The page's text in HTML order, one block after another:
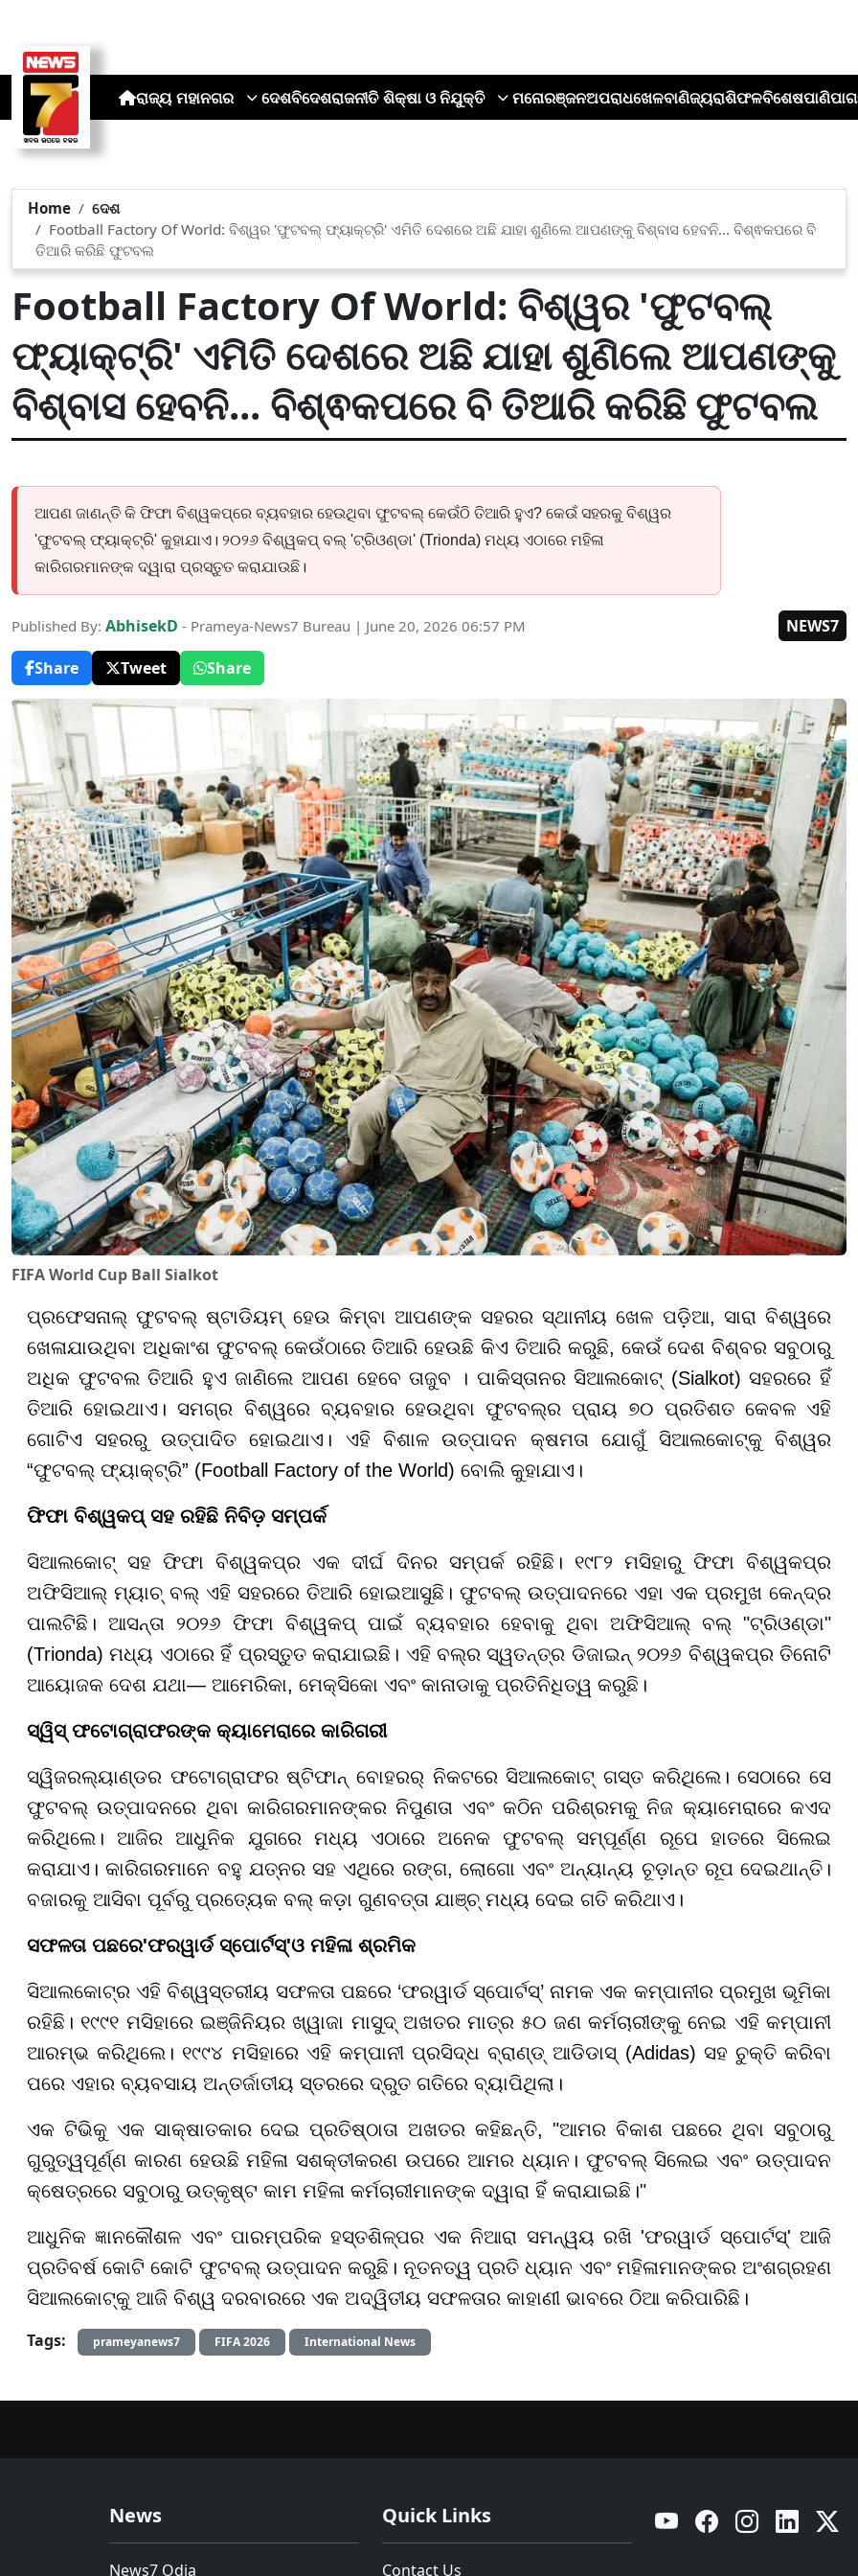
ରାଜ୍ୟ ମହାନଗର ଦେଶବିଦେଶରାଜନୀତି ଶିକ୍ଷା ଓ ନିଯୁକ୍ତି ମନୋରଞ୍ଜନଅପରାଧଖେଳବାଣିଜ୍ୟରାଶିଫଳବିଶେଷପାଣିପାଗ
Home
ଦେଶ
Football Factory Of World: ବିଶ୍ୱର 'ଫୁଟବଲ୍ ଫ୍ୟାକ୍ଟ୍ରି' ଏମିତି ଦେଶରେ ଅଛି ଯାହା ଶୁଣିଲେ ଆପଣଙ୍କୁ ବିଶ୍ବାସ ହେବନି... ବିଶ୍ଵକପରେ ବି
ତିଆରି କରିଛି ଫୁଟବଲ
Football Factory Of World: ବିଶ୍ୱର 'ଫୁଟବଲ୍
ଫ୍ୟାକ୍ଟ୍ରି' ଏମିତି ଦେଶରେ ଅଛି ଯାହା ଶୁଣିଲେ ଆପଣଙ୍କୁ
ବିଶ୍ବାସ ହେବନି... ବିଶ୍ଵକପରେ ବି ତିଆରି କରିଛି ଫୁଟବଲ
ଆପଣ ଜାଣନ୍ତି କି ଫିଫା ବିଶ୍ୱକପ୍‌ରେ ବ୍ୟବହାର ହେଉଥିବା ଫୁଟବଲ୍ କେଉଁଠି ତିଆରି ହୁଏ? କେଉଁ ସହରକୁ ବିଶ୍ୱର
'ଫୁଟବଲ୍ ଫ୍ୟାକ୍ଟ୍ରି' କୁହାଯାଏ। ୨୦୨୬ ବିଶ୍ୱକପ୍ ବଲ୍ 'ଟ୍ରିଓଣ୍ଡା' (Trionda) ମଧ୍ୟ ଏଠାରେ ମହିଳା
କାରିଗରମାନଙ୍କ ଦ୍ୱାରା ପ୍ରସ୍ତୁତ କରାଯାଉଛି।
Published By: AbhisekD - Prameya-News7 Bureau | June 20, 2026 06:57 PM
NEWS7
Share
Tweet Share
FIFA World Cup Ball Sialkot
ପ୍ରଫେସନାଲ୍ ଫୁଟବଲ୍ ଷ୍ଟାଡିୟମ୍ ହେଉ କିମ୍ବା ଆପଣଙ୍କ ସହରର ସ୍ଥାନୀୟ ଖେଳ ପଡ଼ିଆ, ସାରା ବିଶ୍ୱରେ
ଖେଳାଯାଉଥିବା ଅଧିକାଂଶ ଫୁଟବଲ୍ କେଉଁଠାରେ ତିଆରି ହେଉଛି କିଏ ତିଆରି କରୁଛି, କେଉଁ ଦେଶ ବିଶ୍ବର ସବୁଠାରୁ
ଅଧିକ ଫୁଟବଲ ତିଆରି ହୁଏ ଜାଣିଲେ ଆପଣ ହେବେ ତାଜୁବ । ପାକିସ୍ତାନର ସିଆଲକୋଟ୍ (Sialkot) ସହରରେ ହିଁ
ତିଆରି ହୋଇଥାଏ। ସମଗ୍ର ବିଶ୍ୱରେ ବ୍ୟବହାର ହେଉଥିବା ଫୁଟବଲ୍ର ପ୍ରାୟ ୭୦ ପ୍ରତିଶତ କେବଳ ଏହି
ଗୋଟିଏ ସହରରୁ ଉତ୍ପାଦିତ ହୋଇଥାଏ। ଏହି ବିଶାଳ ଉତ୍ପାଦନ କ୍ଷମତା ଯୋଗୁଁ ସିଆଲକୋଟ୍କୁ ବିଶ୍ୱର
“ଫୁଟବଲ୍ ଫ୍ୟାକ୍ଟ୍ରି” (Football Factory of the World) ବୋଲି କୁହାଯାଏ।
ଫିଫା ବିଶ୍ୱକପ୍ ସହ ରହିଛି ନିବିଡ଼ ସମ୍ପର୍କ
ସିଆଲକୋଟ୍ ସହ ଫିଫା ବିଶ୍ୱକପ୍ର ଏକ ଦୀର୍ଘ ଦିନର ସମ୍ପର୍କ ରହିଛି। ୧୯୮୨ ମସିହାରୁ ଫିଫା ବିଶ୍ୱକପ୍ର
ଅଫିସିଆଲ୍ ମ୍ୟାଚ୍ ବଲ୍ ଏହି ସହରରେ ତିଆରି ହୋଇଆସୁଛି। ଫୁଟବଲ୍ ଉତ୍ପାଦନରେ ଏହା ଏକ ପ୍ରମୁଖ କେନ୍ଦ୍ର
ପାଲଟିଛି। ଆସନ୍ତା ୨୦୨୬ ଫିଫା ବିଶ୍ୱକପ୍ ପାଇଁ ବ୍ୟବହାର ହେବାକୁ ଥିବା ଅଫିସିଆଲ୍ ବଲ୍ "ଟ୍ରିଓଣ୍ଡା"
(Trionda) ମଧ୍ୟ ଏଠାରେ ହିଁ ପ୍ରସ୍ତୁତ କରାଯାଇଛି। ଏହି ବଲ୍ର ସ୍ୱତନ୍ତ୍ର ଡିଜାଇନ୍ ୨୦୨୬ ବିଶ୍ୱକପ୍ର ତିନୋଟି
ଆୟୋଜକ ଦେଶ ଯଥା— ଆମେରିକା, ମେକ୍ସିକୋ ଏବଂ କାନାଡାକୁ ପ୍ରତିନିଧିତ୍ୱ କରୁଛି।
ସ୍ୱିସ୍ ଫଟୋଗ୍ରାଫରଙ୍କ କ୍ୟାମେରାରେ କାରିଗରୀ
ସ୍ୱିଜରଲ୍ୟାଣ୍ଡର ଫଟୋଗ୍ରାଫର ଷ୍ଟିଫାନ୍ ବୋହରର୍ ନିକଟରେ ସିଆଲକୋଟ୍ ଗସ୍ତ କରିଥିଲେ। ସେଠାରେ ସେ
ଫୁଟବଲ୍ ଉତ୍ପାଦନରେ ଥିବା କାରିଗରମାନଙ୍କର ନିପୁଣତା ଏବଂ କଠିନ ପରିଶ୍ରମକୁ ନିଜ କ୍ୟାମେରାରେ କଏଦ
କରିଥିଲେ। ଆଜିର ଆଧୁନିକ ଯୁଗରେ ମଧ୍ୟ ଏଠାରେ ଅନେକ ଫୁଟବଲ୍ ସମ୍ପୂର୍ଣ୍ଣ ରୂପେ ହାତରେ ସିଲେଇ
କରାଯାଏ। କାରିଗରମାନେ ବହୁ ଯତ୍ନର ସହ ଏଥିରେ ରଙ୍ଗ, ଲୋଗୋ ଏବଂ ଅନ୍ୟାନ୍ୟ ଚୂଡ଼ାନ୍ତ ରୂପ ଦେଇଥାନ୍ତି।
ବଜାରକୁ ଆସିବା ପୂର୍ବରୁ ପ୍ରତ୍ୟେକ ବଲ୍ କଡ଼ା ଗୁଣବତ୍ତା ଯାଞ୍ଚ୍ ମଧ୍ୟ ଦେଇ ଗତି କରିଥାଏ।
ସଫଳତା ପଛରେ'ଫରୱାର୍ଡ ସ୍ପୋର୍ଟସ୍'ଓ ମହିଳା ଶ୍ରମିକ
ସିଆଲକୋଟ୍ର ଏହି ବିଶ୍ୱସ୍ତରୀୟ ସଫଳତା ପଛରେ ‘ଫରୱାର୍ଡ ସ୍ପୋର୍ଟସ୍’ ନାମକ ଏକ କମ୍ପାନୀର ପ୍ରମୁଖ ଭୂମିକା
ରହିଛି। ୧୯୯୧ ମସିହାରେ ଇଞ୍ଜିନିୟର ଖ୍ୱାଜା ମାସୁଦ୍ ଅଖତର ମାତ୍ର ୫୦ ଜଣ କର୍ମଚାରୀଙ୍କୁ ନେଇ ଏହି କମ୍ପାନୀ
ଆରମ୍ଭ କରିଥିଲେ। ୧୯୯୪ ମସିହାରେ ଏହି କମ୍ପାନୀ ପ୍ରସିଦ୍ଧ ବ୍ରାଣ୍ଡ୍ ଆଡିଡାସ୍ (Adidas) ସହ ଚୁକ୍ତି କରିବା
ପରେ ଏହାର ବ୍ୟବସାୟ ଅନ୍ତର୍ଜାତୀୟ ସ୍ତରରେ ଦ୍ରୁତ ଗତିରେ ବ୍ୟାପିଥିଲା।
ଏକ ଟିଭିକୁ ଏକ ସାକ୍ଷାତକାର ଦେଇ ପ୍ରତିଷ୍ଠାତା ଅଖତର କହିଛନ୍ତି, "ଆମର ବିକାଶ ପଛରେ ଥିବା ସବୁଠାରୁ
ଗୁରୁତ୍ୱପୂର୍ଣ୍ଣ କାରଣ ହେଉଛି ମହିଳା ସଶକ୍ତୀକରଣ ଉପରେ ଆମର ଧ୍ୟାନ। ଫୁଟବଲ୍ ସିଲେଇ ଏବଂ ଉତ୍ପାଦନ
କ୍ଷେତ୍ରରେ ସବୁଠାରୁ ଉତ୍କୃଷ୍ଟ କାମ ମହିଳା କର୍ମଚାରୀମାନଙ୍କ ଦ୍ୱାରା ହିଁ କରାଯାଇଛି।"
ଆଧୁନିକ ଜ୍ଞାନକୌଶଳ ଏବଂ ପାରମ୍ପରିକ ହସ୍ତଶିଳ୍ପର ଏକ ନିଆରା ସମନ୍ୱୟ ରଖି 'ଫରୱାର୍ଡ ସ୍ପୋର୍ଟସ୍' ଆଜି
ପ୍ରତିବର୍ଷ କୋଟି କୋଟି ଫୁଟବଲ୍ ଉତ୍ପାଦନ କରୁଛି। ନୂତନତ୍ୱ ପ୍ରତି ଧ୍ୟାନ ଏବଂ ମହିଳାମାନଙ୍କର ଅଂଶଗ୍ରହଣ
ସିଆଲକୋଟ୍କୁ ଆଜି ବିଶ୍ୱ ଦରବାରରେ ଏକ ଅଦ୍ୱିତୀୟ ସଫଳତାର କାହାଣୀ ଭାବରେ ଠିଆ କରିପାରିଛି।
Tags:
prameyanews7 FIFA 2026 International News
News
News7 Odia
Quick Links
Contact Us
YouTube Facebook Instagram Linkedin